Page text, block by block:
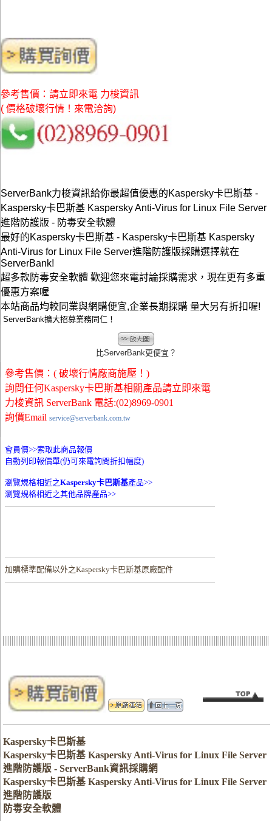
參考售價：請立即來電 力梭資訊
( 價格破壞行情！來電洽詢)
ServerBank力梭資訊給你最超值優惠的Kaspersky卡巴斯基 -
Kaspersky卡巴斯基 Kaspersky Anti-Virus for Linux File Server
進階防護版 - 防毒安全軟體
最好的Kaspersky卡巴斯基 - Kaspersky卡巴斯基 Kaspersky
Anti-Virus for Linux File Server進階防護版採購選擇就在
ServerBank!
超多款防毒安全軟體 歡迎您來電討論採購需求，現在更有多重
優惠方案喔
本站商品均較同業與網購便宜,企業長期採購 量大另有折扣喔!
ServerBank擴大招募業務同仁！
比ServerBank更便宜？
參考售價：( 破壞行情廠商施壓！)
詢問任何Kaspersky卡巴斯基相關產品請立即來電
力梭資訊 ServerBank 電話:(02)8969-0901
詢價Email service@serverbank.com.tw
會員價>>索取此商品報價
自動列印報價單(仍可來電詢問折扣幅度)
瀏覽規格相近之Kaspersky卡巴斯基產品>>
瀏覽規格相近之其他品牌產品>>
加購標準配備以外之Kaspersky卡巴斯基原廠配件
Kaspersky卡巴斯基
Kaspersky卡巴斯基 Kaspersky Anti-Virus for Linux File Server
進階防護版 - ServerBank資訊採購網
Kaspersky卡巴斯基 Kaspersky Anti-Virus for Linux File Server
進階防護版
防毒安全軟體